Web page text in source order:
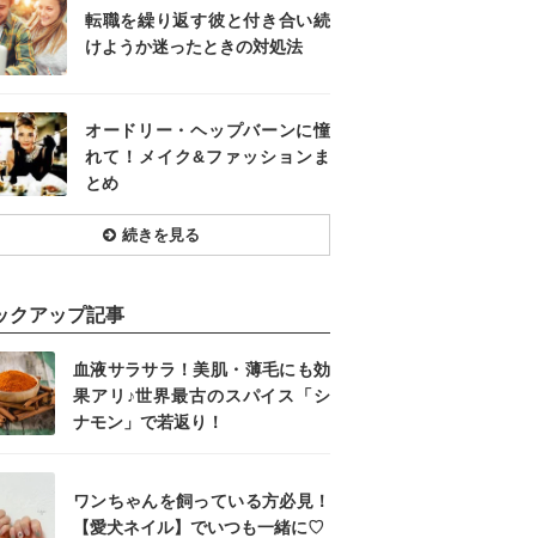
転職を繰り返す彼と付き合い続
けようか迷ったときの対処法
オードリー・ヘップバーンに憧
れて！メイク&ファッションま
とめ
続きを見る
クアップ記事
血液サラサラ！美肌・薄毛にも効
果アリ♪世界最古のスパイス「シ
ナモン」で若返り！
ワンちゃんを飼っている方必見！
【愛犬ネイル】でいつも一緒に♡